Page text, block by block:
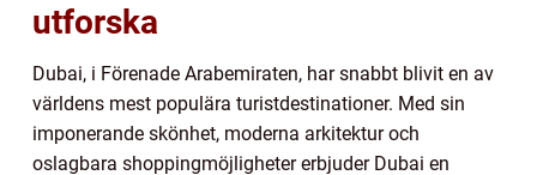
utforska
Dubai, i Förenade Arabemiraten, har snabbt blivit en av
världens mest populära turistdestinationer. Med sin
imponerande skönhet, moderna arkitektur och
oslagbara shoppingmöjligheter erbjuder Dubai en